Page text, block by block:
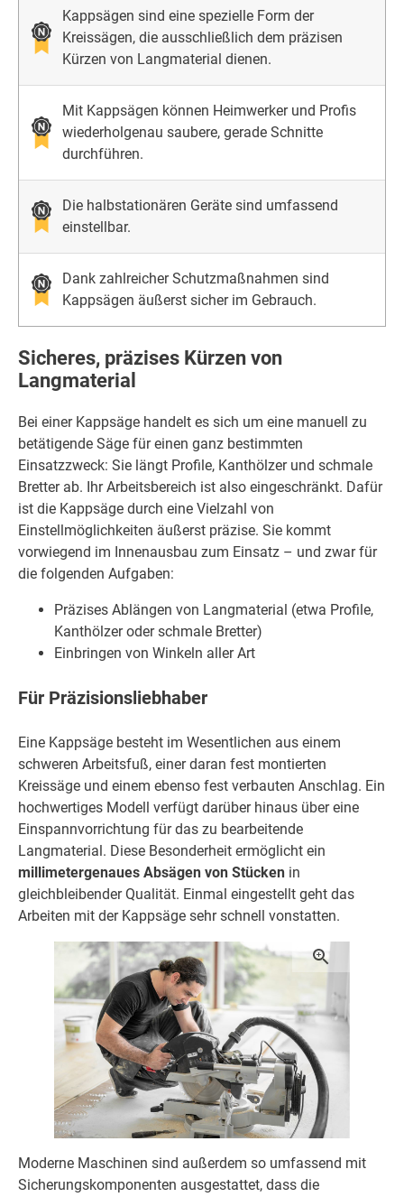
Kappsägen sind eine spezielle Form der
Kreissägen, die ausschließlich dem präzisen
Kürzen von Langmaterial dienen.
Mit Kappsägen können Heimwerker und Profis
wiederholgenau saubere, gerade Schnitte
durchführen.
Die halbstationären Geräte sind umfassend
einstellbar.
Dank zahlreicher Schutzmaßnahmen sind
Kappsägen äußerst sicher im Gebrauch.
Sicheres, präzises Kürzen von
Langmaterial
Bei einer Kappsäge handelt es sich um eine manuell zu
betätigende Säge für einen ganz bestimmten
Einsatzzweck: Sie längt Profile, Kanthölzer und schmale
Bretter ab. Ihr Arbeitsbereich ist also eingeschränkt. Dafür
ist die Kappsäge durch eine Vielzahl von
Einstellmöglichkeiten äußerst präzise. Sie kommt
vorwiegend im Innenausbau zum Einsatz – und zwar für
die folgenden Aufgaben:
Präzises Ablängen von Langmaterial (etwa Profile,
Kanthölzer oder schmale Bretter)
Einbringen von Winkeln aller Art
Für Präzisionsliebhaber
Eine Kappsäge besteht im Wesentlichen aus einem
schweren Arbeitsfuß, einer daran fest montierten
Kreissäge und einem ebenso fest verbauten Anschlag. Ein
hochwertiges Modell verfügt darüber hinaus über eine
Einspannvorrichtung für das zu bearbeitende
Langmaterial. Diese Besonderheit ermöglicht ein
millimetergenaues Absägen von Stücken in
gleichbleibender Qualität. Einmal eingestellt geht das
Arbeiten mit der Kappsäge sehr schnell vonstatten.
Moderne Maschinen sind außerdem so umfassend mit
Sicherungskomponenten ausgestattet, dass die